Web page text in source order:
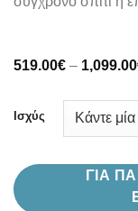
519.00€ – 1,099.00
Ισχύς
ΓΙΑ